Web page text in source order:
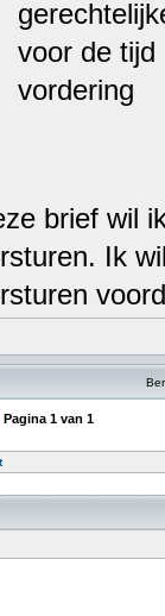
voor de tijd
vordering
brief wil
Ik
Pagina 1 van 1